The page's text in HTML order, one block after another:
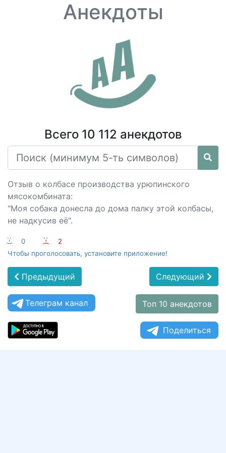
Анекдоты
Всего 10 112 анекдотов
Отзыв о колбасе производства урюпинского
мясокомбината:
"Моя собака донесла до дома палку этой колбасы,
не надкусив её".
:-) 0 :-(
2
Чтобы проголосовать, установите приложение!
Предыдущий Следующий
Телеграм канал Топ 10 анекдотов
Поделиться